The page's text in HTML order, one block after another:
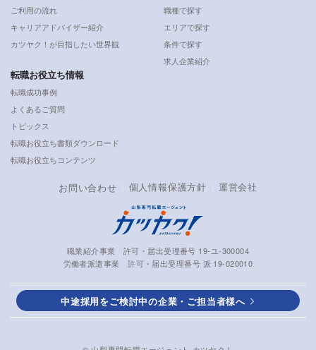
ご利用の流れ
キャリアアドバイザー紹介
カツヤク！が目指したい世界観
職種で探す
エリアで探す
条件で探す
求人企業紹介
転職お役立ち情報
転職成功事例
よくあるご質問
トピックス
転職お役立ち書類ダウンロード
転職お役立ちコンテンツ
お問い合わせ 個人情報保護方針 運営会社
職業紹介事業 許可・届出受理番号 19-ユ-300004
労働者派遣事業 許可・届出受理番号 派 19-020010
中途採用をご検討中の企業・ご担当者様へ